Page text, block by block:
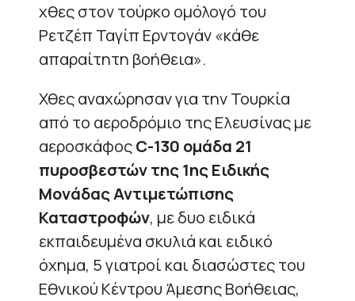
χθες στον τούρκο ομόλογό του
Ρετζέπ Ταγίπ Ερντογάν «κάθε
απαραίτητη βοήθεια».
Χθες αναχώρησαν για την Τουρκία
από το αεροδρόμιο της Ελευσίνας με
αεροσκάφοςC-130 ομάδα 21
πυροσβεστών της 1ης Ειδικής
Μονάδας Αντιμετώπισης
Καταστροφών, με δυο ειδικά
εκπαιδευμένα σκυλιά και ειδικό
όχημα, 5 γιατροί και διασώστες του
Εθνικού Κέντρου Άμεσης Βοήθειας,